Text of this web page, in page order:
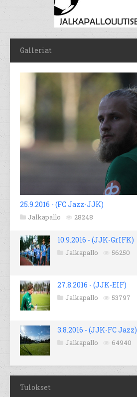
Galleriat
25.9.2016 - (FC Jazz-JJK)
Jalkapallo 28248
10.9.2016 - (JJK-GrIFK)
Jalkapallo 56250
27.8.2016 - (JJK-EIF)
Jalkapallo 53797
3.8.2016 - (JJK-FC Jazz)
Jalkapallo 64940
Tulokset